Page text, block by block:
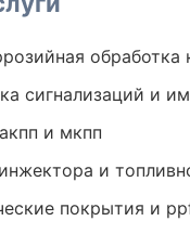
обработка
сигнализаций и
и мкпп
и
покрытия и